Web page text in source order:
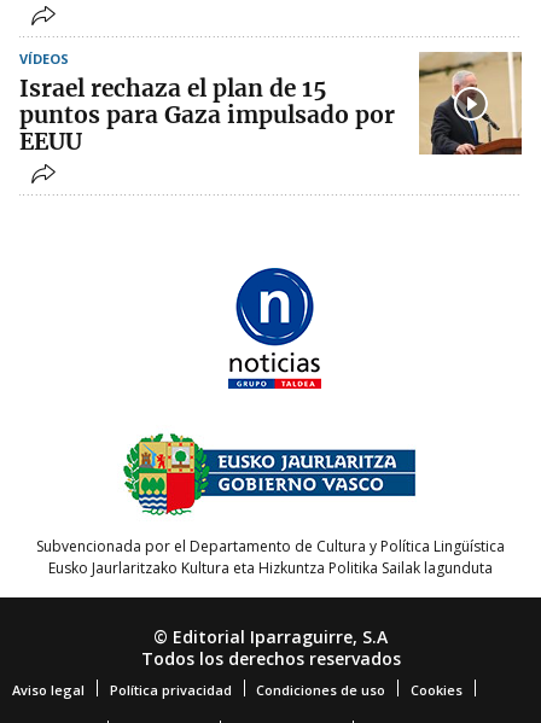
VÍDEOS
Israel rechaza el plan de 15
puntos para Gaza impulsado por
EEUU
Subvencionada por el Departamento de Cultura y Política Lingüística
Eusko Jaurlaritzako Kultura eta Hizkuntza Politika Sailak lagunduta
© Editorial Iparraguirre, S.A
Todos los derechos reservados
Aviso legal Política privacidad Condiciones de uso Cookies